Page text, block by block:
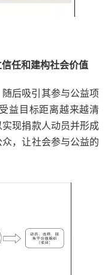
任和建构社会价值
后吸引其参与公益项
益目标距离越来越清
现捐款人动员并形成
，让社会参与公益的